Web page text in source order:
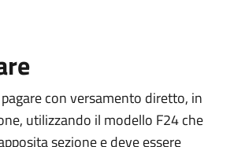
con versamento diretto, in
utilizzando il modello F24 che
sezione e deve essere